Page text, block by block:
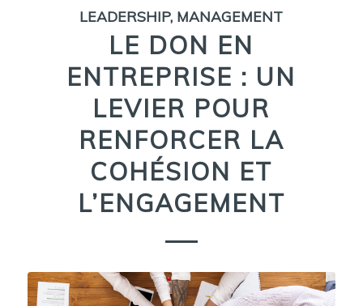
LEADERSHIP, MANAGEMENT
LE DON EN
ENTREPRISE : UN
LEVIER POUR
RENFORCER LA
COHÉSION ET
L’ENGAGEMENT